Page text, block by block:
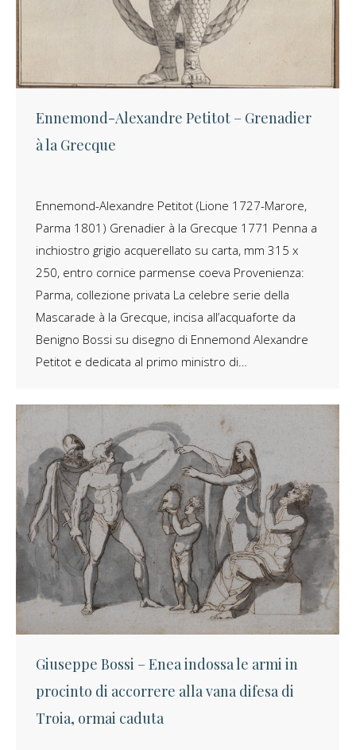
Ennemond-Alexandre Petitot – Grenadier
à la Grecque
Ennemond-Alexandre Petitot (Lione 1727-Marore,
Parma 1801) Grenadier à la Grecque 1771 Penna a
inchiostro grigio acquerellato su carta, mm 315 x
250, entro cornice parmense coeva Provenienza:
Parma, collezione privata La celebre serie della
Mascarade à la Grecque, incisa all’acquaforte da
Benigno Bossi su disegno di Ennemond Alexandre
Petitot e dedicata al primo ministro di…
Giuseppe Bossi – Enea indossa le armi in
procinto di accorrere alla vana difesa di
Troia, ormai caduta